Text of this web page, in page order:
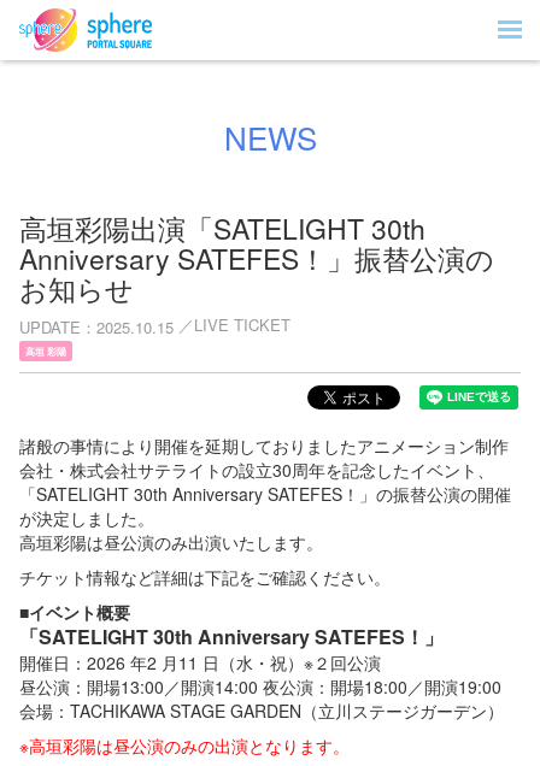
NEWS
高垣彩陽出演「SATELIGHT 30th
Anniversary SATEFES！」振替公演の
お知らせ
UPDATE 2025.10.15 LIVE TICKET
高垣 彩陽
諸般の事情により開催を延期しておりましたアニメーション制作
会社・株式会社サテライトの設立30周年を記念したイベント、
「SATELIGHT 30th Anniversary SATEFES！」の振替公演の開催
が決定しました。
高垣彩陽は昼公演のみ出演いたします。
チケット情報など詳細は下記をご確認ください。
■イベント概要
「SATELIGHT 30th Anniversary SATEFES！」
開催日：2026 年2 月11 日（水・祝）※２回公演
昼公演：開場13:00／開演14:00 夜公演：開場18:00／開演19:00
会場：TACHIKAWA STAGE GARDEN（立川ステージガーデン）
※高垣彩陽は昼公演のみの出演となります。